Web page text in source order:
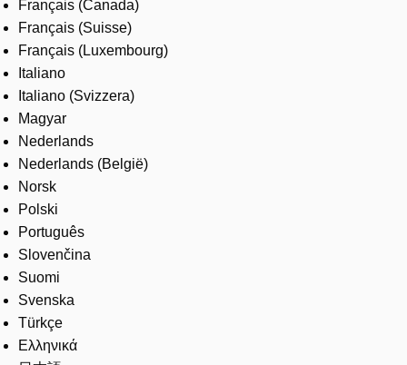
Français (Canada)
Français (Suisse)
Français (Luxembourg)
Italiano
Italiano (Svizzera)
Magyar
Nederlands
Nederlands (België)
Norsk
Polski
Português
Slovenčina
Suomi
Svenska
Türkçe
Ελληνικά